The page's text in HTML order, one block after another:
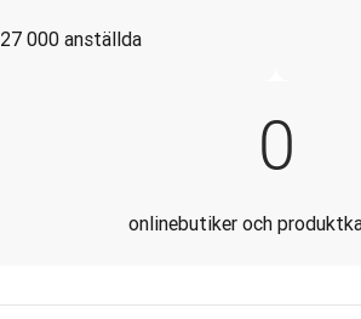
27 000 anställda
0
onlinebutiker och